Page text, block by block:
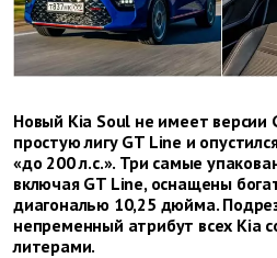
Новый Kia Soul не имеет версии
простую лигу GT Line и
«до 200 л.с.». Три самые
включая GT Line, оснащены
диагональю 10,25 дюйма.
непременный атрибут всех Kia
литерами.